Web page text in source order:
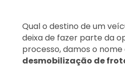
Qual o destino de um
deixa de fazer parte da
processo, damos o nome
desmobilização de